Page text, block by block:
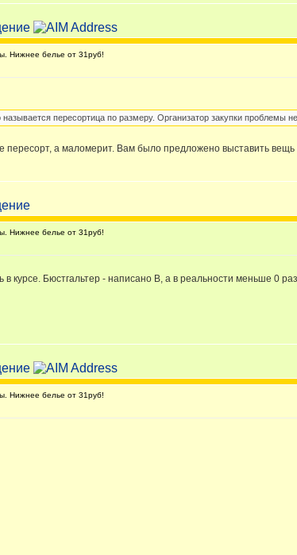
Нижнее белье от 31руб!
пересортица по размеру. Организатор закупки проблемы не
пересорт, а маломерит. Вам было предложено выставить вещь
Нижнее белье от 31руб!
Бюстгальтер - написано В, а в реальности меньше 0
Нижнее белье от 31руб!